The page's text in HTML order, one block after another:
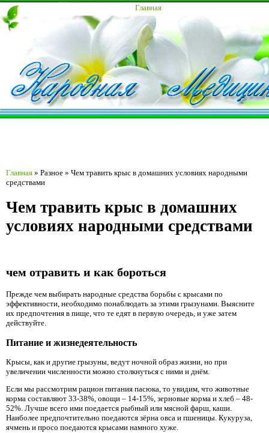
Главная
Главная » Разное » Чем травить крыс в домашних условиях народными
средствами
Чем травить крыс в домашних
условиях народными средствами
чем отравить и как бороться
Прежде чем выбирать народные средства борьбы с крысами по
эффективности, необходимо понаблюдать за этими грызунами. Выясните
их предпочтения в пище, что те едят в первую очередь, и уже затем
действуйте.
Питание и жизнедеятельность
Крысы, как и другие грызуны, ведут ночной образ жизни, но при
увеличении численности можно столкнуться с ними и днём.
Если мы рассмотрим рацион питания пасюка, то увидим, что животные
корма составляют 33-38%, овощи – 14-15%, зерновые корма и хлеб – 48-
52%. Лучше всего ими поедается рыбный или мясной фарш, каши.
Наиболее предпочтительно поедаются зёрна овса и пшеницы. Кукуруза,
ячмень и просо поедаются крысами намного хуже.